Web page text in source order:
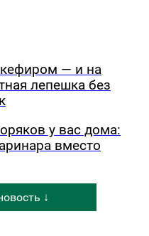
— и на
лепешка без
у вас дома:
вместо
↓